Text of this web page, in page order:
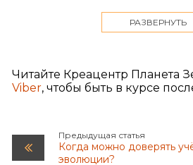
DOI: https://doi.org/10.7554/
2018; 9: 1530.
evolution”. Q Rev Biol.
10.1086/656902.
РАЗВЕРНУТЬ
Читайте Креацентр Планета
Viber, чтобы быть в курсе
Предыдущая статья
Когда можно доверять
эволюции?